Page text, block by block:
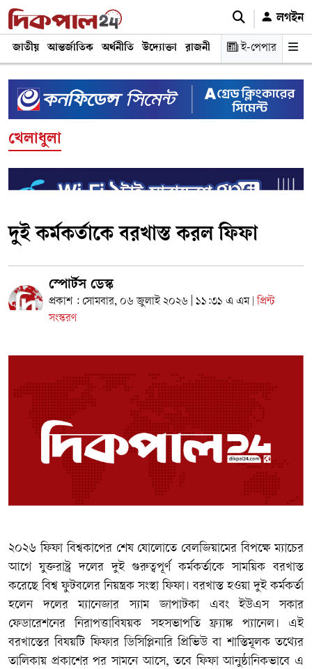
লগইন
জাতীয় আন্তর্জাতিক অর্থনীতি উদ্যোক্তা রাজনীতি শিক্ষা স্বাস্থ্য ও
ই-পেপার
খেলাধুলা
দুই কর্মকর্তাকে বরখাস্ত করল ফিফা
স্পোর্টস ডেস্ক
প্রকাশ : সোমবার, ০৬ জুলাই ২০২৬ | ১১:৩১ এ এম
প্রিন্ট
সংস্করণ
২০২৬ ফিফা বিশ্বকাপের শেষ ষোলোতে বেলজিয়ামের বিপক্ষে ম্যাচের
আগে যুক্তরাষ্ট্র দলের দুই গুরুত্বপূর্ণ কর্মকর্তাকে সাময়িক বরখাস্ত
করেছে বিশ্ব ফুটবলের নিয়ন্ত্রক সংস্থা ফিফা। বরখাস্ত হওয়া দুই কর্মকর্তা
হলেন দলের ম্যানেজার স্যাম জাপাটকা এবং ইউএস সকার
ফেডারেশনের নিরাপত্তাবিষয়ক সহসভাপতি ফ্র্যাঙ্ক প্যানেল। এই
বরখাস্তের বিষয়টি ফিফার ডিসিপ্লিনারি প্রিভিউ বা শাস্তিমূলক তথ্যের
তালিকায় প্রকাশের পর সামনে আসে, তবে ফিফা আনুষ্ঠানিকভাবে এ